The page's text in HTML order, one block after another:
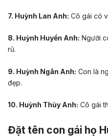
7. Huỳnh Lan Anh: Cô gái có
8. Huỳnh Huyền Anh: Người
rũ.
9. Huỳnh Ngân Anh: Con là
đẹp.
10. Huỳnh Thùy Anh: Cô gái
Đặt tên con gái họ